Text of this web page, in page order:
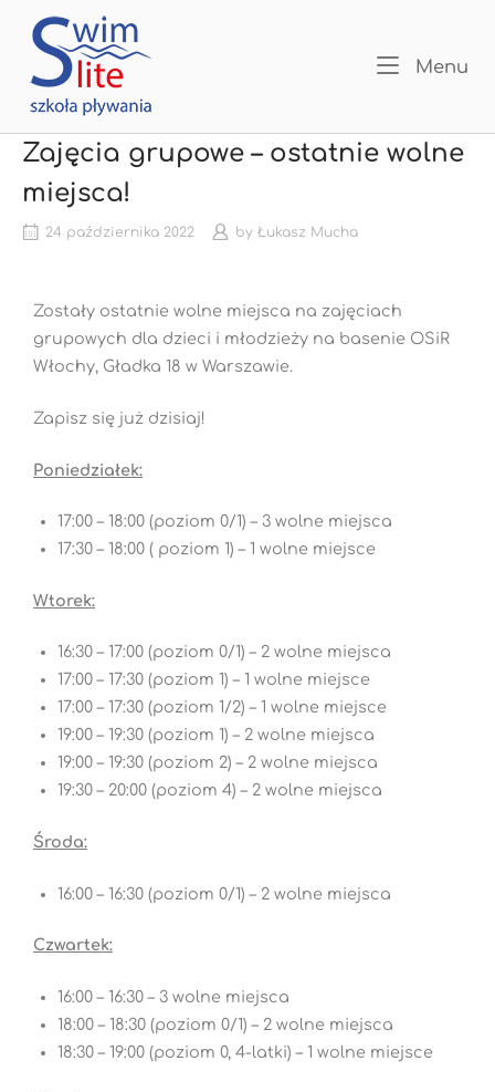
Menu
Zajęcia grupowe – ostatnie wolne
miejsca!
24 października 2022 by Łukasz Mucha
Zostały ostatnie wolne miejsca na zajęciach
grupowych dla dzieci i młodzieży na basenie OSiR
Włochy, Gładka 18 w Warszawie.
Zapisz się już dzisiaj!
Poniedziałek:
17:00 – 18:00 (poziom 0/1) – 3 wolne miejsca
17:30 – 18:00 ( poziom 1) – 1 wolne miejsce
Wtorek:
16:30 – 17:00 (poziom 0/1) – 2 wolne miejsca
17:00 – 17:30 (poziom 1) – 1 wolne miejsce
17:00 – 17:30 (poziom 1/2) – 1 wolne miejsce
19:00 – 19:30 (poziom 1) – 2 wolne miejsca
19:00 – 19:30 (poziom 2) – 2 wolne miejsca
19:30 – 20:00 (poziom 4) – 2 wolne miejsca
Środa:
16:00 – 16:30 (poziom 0/1) – 2 wolne miejsca
Czwartek:
16:00 – 16:30 – 3 wolne miejsca
18:00 – 18:30 (poziom 0/1) – 2 wolne miejsca
18:30 – 19:00 (poziom 0, 4-latki) – 1 wolne miejsce